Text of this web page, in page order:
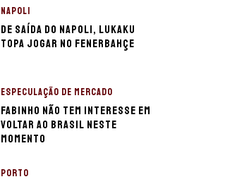
NAPOLI
De saída do Napoli, Lukaku
topa jogar no Fenerbahçe
ESPECULAÇÃO DE MERCADO
Fabinho não tem interesse em
voltar ao Brasil neste
momento
PORTO